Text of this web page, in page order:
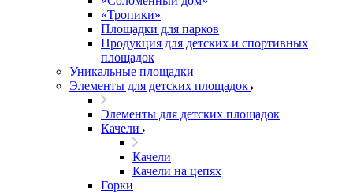
«Тропики»
Площадки для парков
Продукция для детских и спортивных
площадок
Уникальные площадки
Элементы для детских площадок
Элементы для детских площадок
Качели
Качели
Качели на цепях
Горки